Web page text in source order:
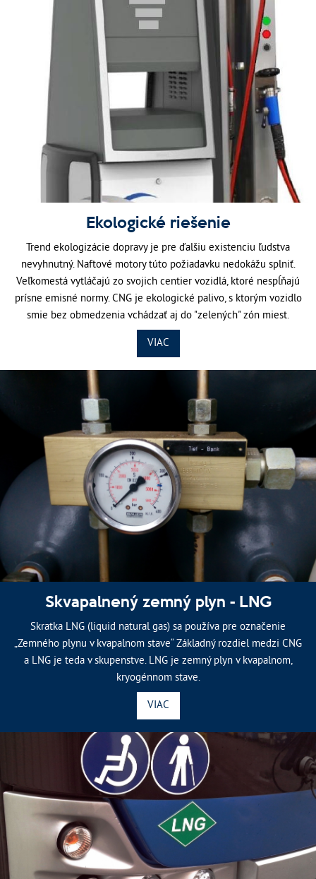
Ekologické riešenie
Trend ekologizácie dopravy je pre ďalšiu existenciu ľudstva
nevyhnutný. Naftové motory túto požiadavku nedokážu splniť.
Veľkomestá vytláčajú zo svojich centier vozidlá, ktoré nespĺňajú
prísne emisné normy. CNG je ekologické palivo, s ktorým vozidlo
smie bez obmedzenia vchádzať aj do "zelených" zón miest.
VIAC
Skvapalnený zemný plyn - LNG
Skratka LNG (liquid natural gas) sa používa pre označenie
„Zemného plynu v kvapalnom stave“ Základný rozdiel medzi CNG
a LNG je teda v skupenstve. LNG je zemný plyn v kvapalnom,
kryogénnom stave.
VIAC